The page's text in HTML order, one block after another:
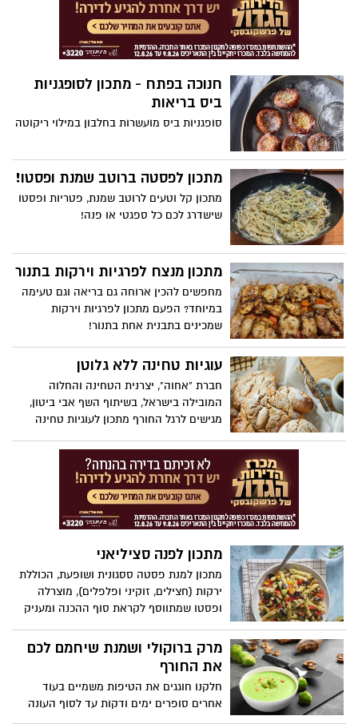
חנוכה בפתח - מתכון לסופגניות
ביס בריאות
סופגניות ביס מועשרות בחלבון במילוי ריקוטה
מתכון לפסטה ברוטב שמנת ופסטו!
מתכון קל וטעים לרוטב שמנת, פטריות ופסטו
שישדרג לכם כל ספגטי או פנה!
מתכון מנצח לפרגיות וירקות בתנור
מחפשים להכין ארוחה גם בריאה וגם טעימה
במיוחד? הפעם מתכון לפרגיות וירקות
שמכינים בתבנית אחת בתנור!
עוגיות טחינה ללא גלוטן
חברת "אחוה", יצרנית הטחינה והחלוה
המובילה בישראל, בשיתוף השף אבי ביטון,
מגישים לרגל החורף מתכון לעוגיות טחינה
העוגיות קלות להכנה, נימוחות וטעימות
להפליא, מתאימות להגשה לצד שתייה חמה,
לקחת ביס ולהתענג.
מתכון לפנה סציליאני
מתכון למנת פסטה ססגונית ושופעת, הכוללת
ירקות (חצילים, זוקיני ופלפלים), מוצרלה
ופסטו שמתווסף לקראת סוף ההכנה ומעניק
מרק ברוקולי ושמנת שיחמם לכם
את החורף
חלקנו חוגגים את הטיפות משמיים בעוד
אחרים סופרים ימים ודקות עד לסוף העונה
הגשומה. אבל כולנו נזכה במהלך החודשים